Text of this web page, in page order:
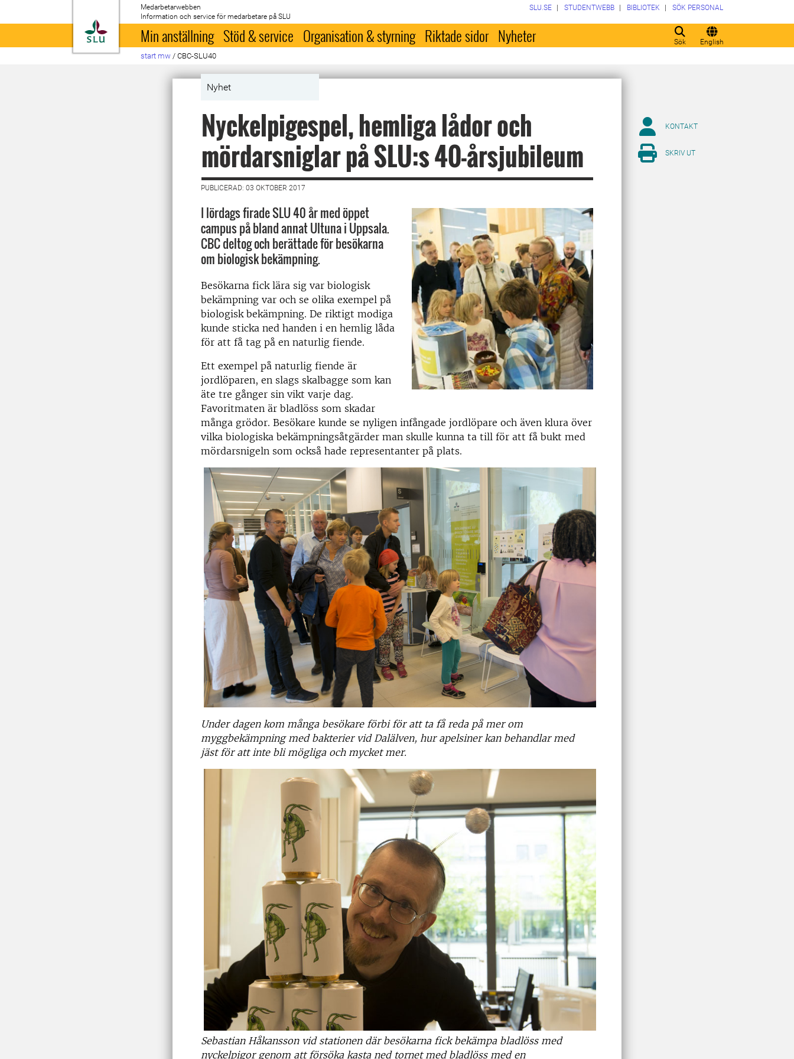
Till startsida
Medarbetarwebben
Information och service för medarbetare på SLU
Sök English
SLU.SE STUDENTWEBB BIBLIOTEK SÖK PERSONAL
Min anställning Stöd & service Organisation & styrning Riktade sidor Nyheter
start mw / CBC-SLU40
Nyhet
Nyckelpigespel, hemliga lådor och
mördarsniglar på SLU:s 40-årsjubileum
PUBLICERAD: 03 OKTOBER 2017
I lördags firade SLU 40 år med öppet
campus på bland annat Ultuna i Uppsala.
CBC deltog och berättade för besökarna
om biologisk bekämpning.
Besökarna fick lära sig var biologisk
bekämpning var och se olika exempel på
biologisk bekämpning. De riktigt modiga
kunde sticka ned handen i en hemlig låda
för att få tag på en naturlig fiende.
Ett exempel på naturlig fiende är
jordlöparen, en slags skalbagge som kan
äte tre gånger sin vikt varje dag.
Favoritmaten är bladlöss som skadar
många grödor. Besökare kunde se nyligen infångade jordlöpare och även klura över
vilka biologiska bekämpningsåtgärder man skulle kunna ta till för att få bukt med
mördarsnigeln som också hade representanter på plats.
Under dagen kom många besökare förbi för att ta få reda på mer om
myggbekämpning med bakterier vid Dalälven, hur apelsiner kan behandlar med
jäst för att inte bli mögliga och mycket mer.
Sebastian Håkansson vid stationen där besökarna fick bekämpa bladlöss med
nyckelpigor genom att försöka kasta ned tornet med bladlöss med en
KONTAKT
SKRIV UT